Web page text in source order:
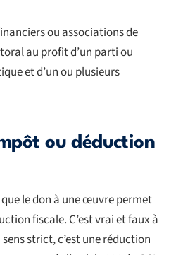
ou associations de
au profit d’un parti ou
et d’un ou plusieurs
ou déduction
le don à une œuvre permet
fiscale. C’est vrai et faux à
strict, c’est une réduction